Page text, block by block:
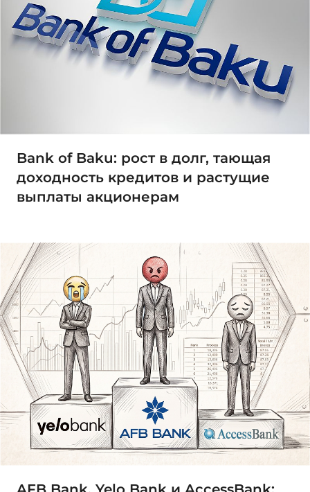
Bank of Baku: рост в долг, тающая
доходность кредитов и растущие
выплаты акционерам